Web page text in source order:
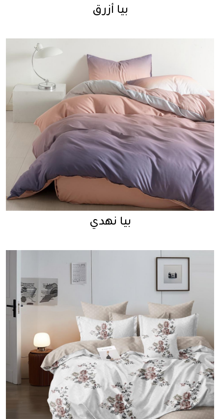
بيا أزرق
بيا نهدي